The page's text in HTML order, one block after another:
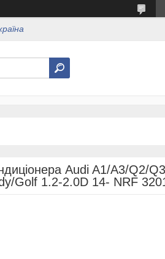
Audi A1/A3/Q2/
Golf 1.2-2.0D 14- NRF